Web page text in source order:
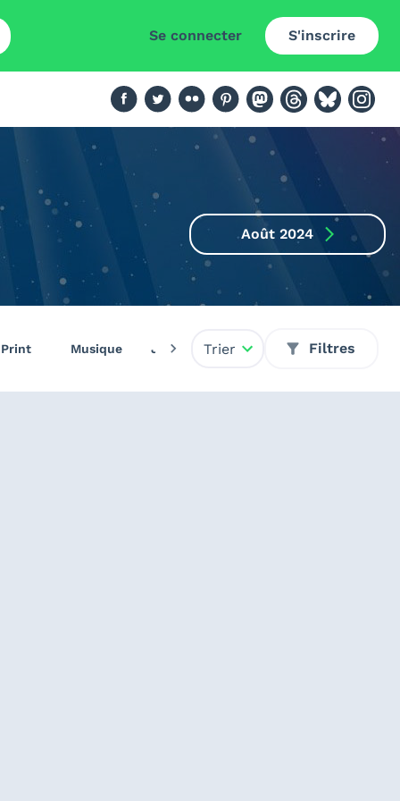
Se connecter S'inscrire
Août 2024
Print Musique Jeux vidéo Livres Pin's
Trier Filtres